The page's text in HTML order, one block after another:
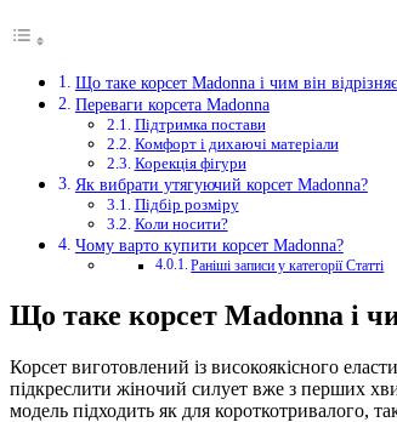
Що таке корсет Madonna і чим він
Переваги корсета Madonna
Підтримка постави
Комфорт і дихаючі матеріали
Корекція фігури
Як вибрати утягуючий корсет Madonna?
Підбір розміру
Коли носити?
Чому варто купити корсет Madonna?
Раніші записи у категорії Статті
Що таке корсет Madonna і
Корсет виготовлений із високоякісного
підкреслити жіночий силует вже з перших
модель підходить як для короткотривалого,